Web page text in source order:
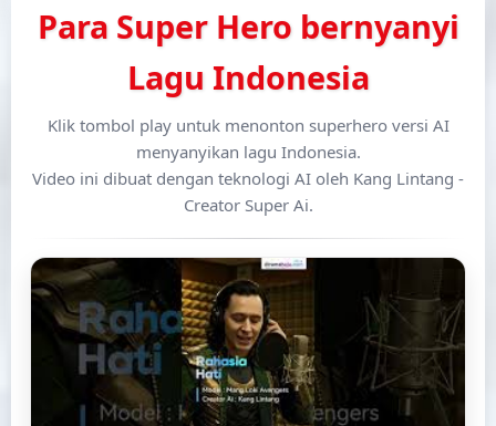
Para Super Hero bernyanyi
Lagu Indonesia
Klik tombol play untuk menonton superhero versi AI
menyanyikan lagu Indonesia.
Video ini dibuat dengan teknologi AI oleh Kang Lintang -
Creator Super Ai.